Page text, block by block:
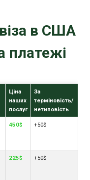
в США
платежі
Ціна
наших
послуг
За
терміновість/
нетиповість
450$ +50$
225$ +50$